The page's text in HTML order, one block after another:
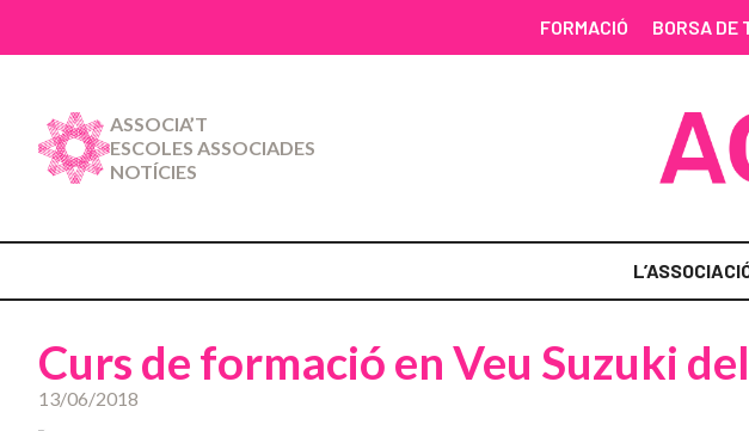
FORMACIÓ BORSA DE
ASSOCIA’T
ESCOLES ASSOCIADES
NOTÍCIES
Curs de formació en Veu Suzuki
13/06/2018